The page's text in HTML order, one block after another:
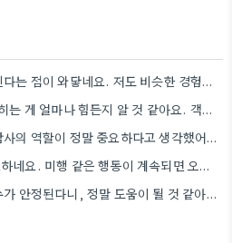
술 때문에 의심이 더 심해지신다는 점이 와닿네요. 저도 비슷한 경험이 있어서 전문가의 도움을 받는 게…
글 읽어보니, 자기 생각에 갇히는 게 얼마나 힘든지 알 것 같아요. 객관적으로 판단하는 게 쉽지…
저도 비슷한 경험 때문에 상담사의 역할이 정말 중요하다고 생각했어요. 망상을 객관적으로 볼 수 있게 돕는…
배우자와의 대화가 정말 중요하네요. 미행 같은 행동이 계속되면 오히려 관계가 더 악화될 수 있을 것…
복식 호흡 연습 덕분에 심박수가 안정된다니, 정말 도움이 될 것 같아요. 저는 스트레스 받을 때…